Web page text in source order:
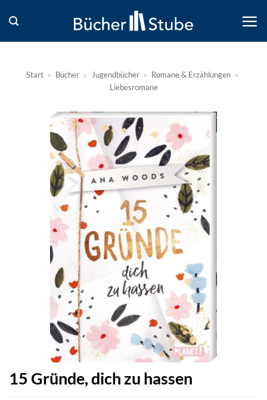
Inhalt
springen
Start » Bücher » Jugendbücher » Romane & Erzählungen »
Liebesromane
15 Gründe, dich zu hassen